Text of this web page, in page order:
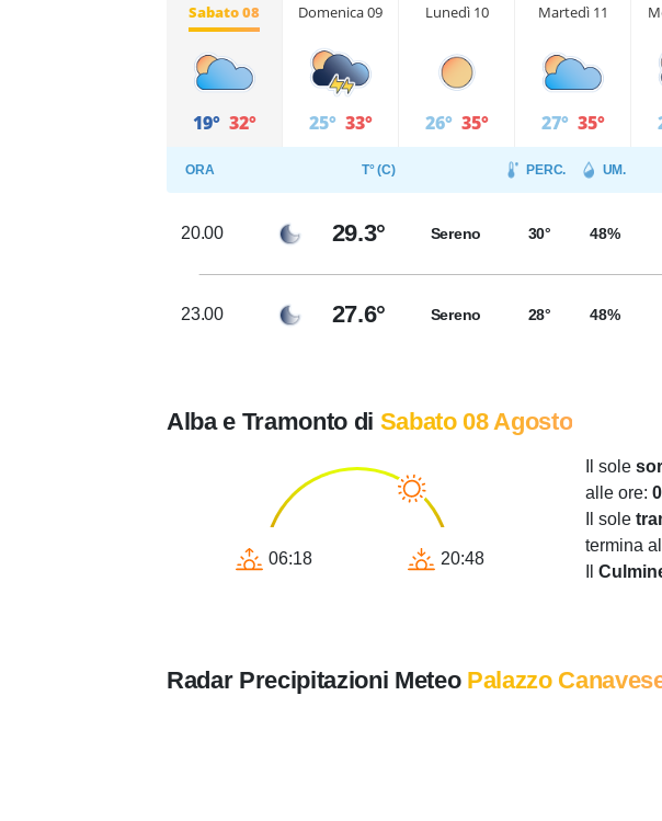
Sabato 08
19° 32°
Domenica 09
25° 33°
Lunedì 10
26° 35°
Martedì 11
27° 35°
ORA T° (C) PERC. UM.
20.00 29.3° Sereno 30° 48%
23.00 27.6° Sereno 28° 48%
Alba e Tramonto di Sabato 08 Agosto
06:18 20:48
Il sole
alle ore:
Il sole
termina
Radar Precipitazioni Meteo Palazzo